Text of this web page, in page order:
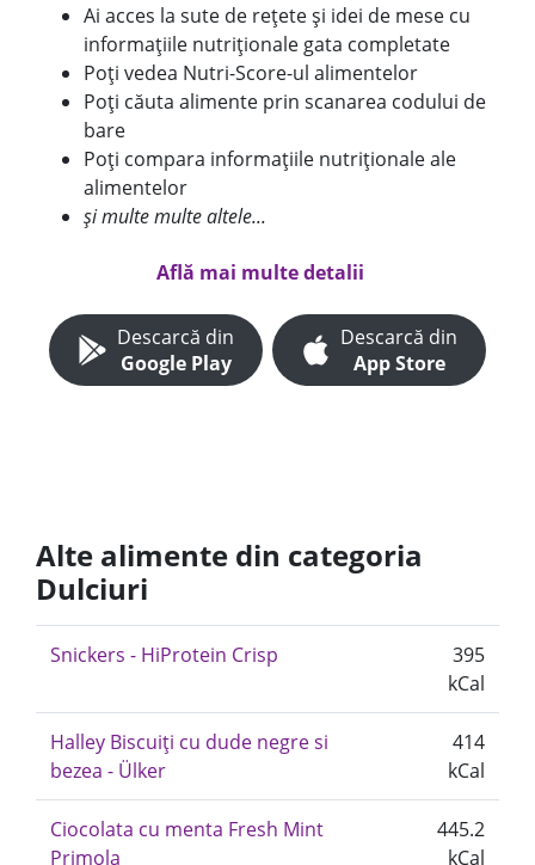
Ai acces la sute de rețete și idei de mese cu
informațiile nutriționale gata completate
Poți vedea Nutri-Score-ul alimentelor
Poți căuta alimente prin scanarea codului de
bare
Poți compara informațiile nutriționale ale
alimentelor
și multe multe altele...
Află mai multe detalii
Descarcă din
Google Play
Descarcă din
App Store
Alte alimente din categoria
Dulciuri
Snickers - HiProtein Crisp
395
kCal
Halley Biscuiți cu dude negre si
bezea - Ülker
414
kCal
Ciocolata cu menta Fresh Mint
Primola
445.2
kCal